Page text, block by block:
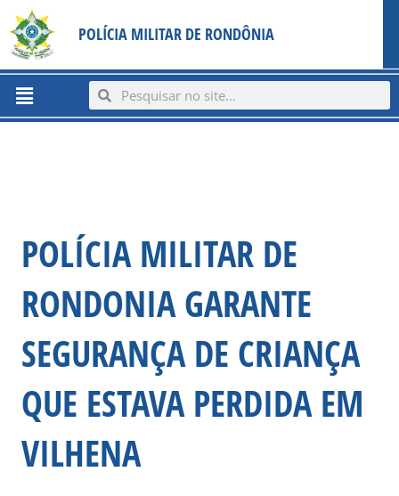
content
para
conteúdo
POLÍCIA MILITAR DE RONDÔNIA
Menu SearchSearch
POLÍCIA MILITAR DE
RONDONIA GARANTE
SEGURANÇA DE CRIANÇA
QUE ESTAVA PERDIDA EM
VILHENA